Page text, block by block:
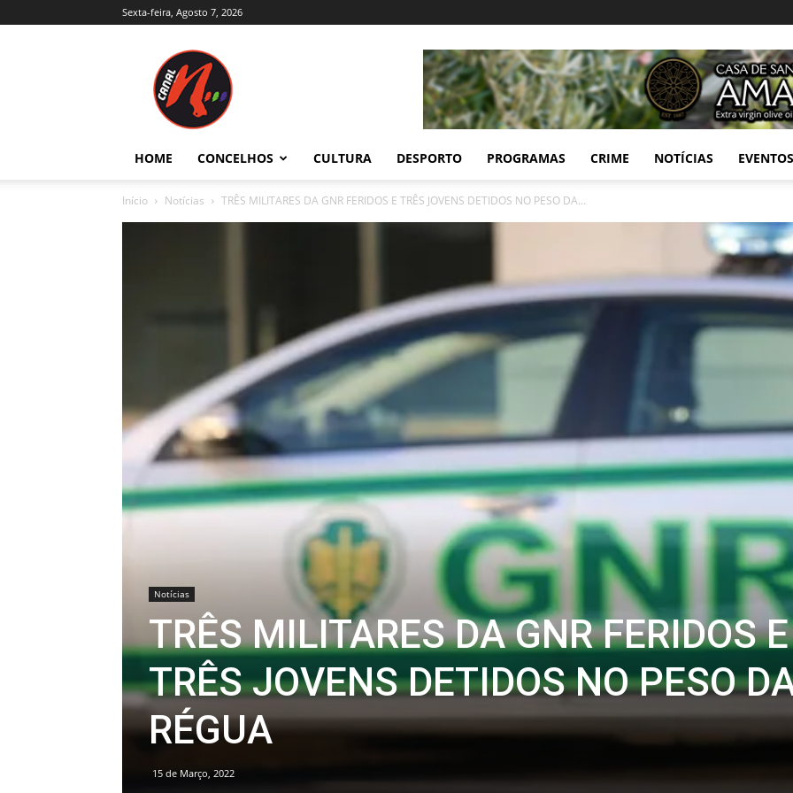
Sexta-feira, Agosto 7, 2026
Trás-
e
Alto
HOME CONCELHOS CULTURA DESPORTO PROGRAMAS CRIME NOTÍCIAS EVENTOS
Início Notícias TRÊS MILITARES DA GNR FERIDOS E TRÊS JOVENS DETIDOS NO PESO DA...
Notícias
TRÊS MILITARES DA GNR FERIDOS E
TRÊS JOVENS DETIDOS NO PESO
RÉGUA
15 de Março, 2022